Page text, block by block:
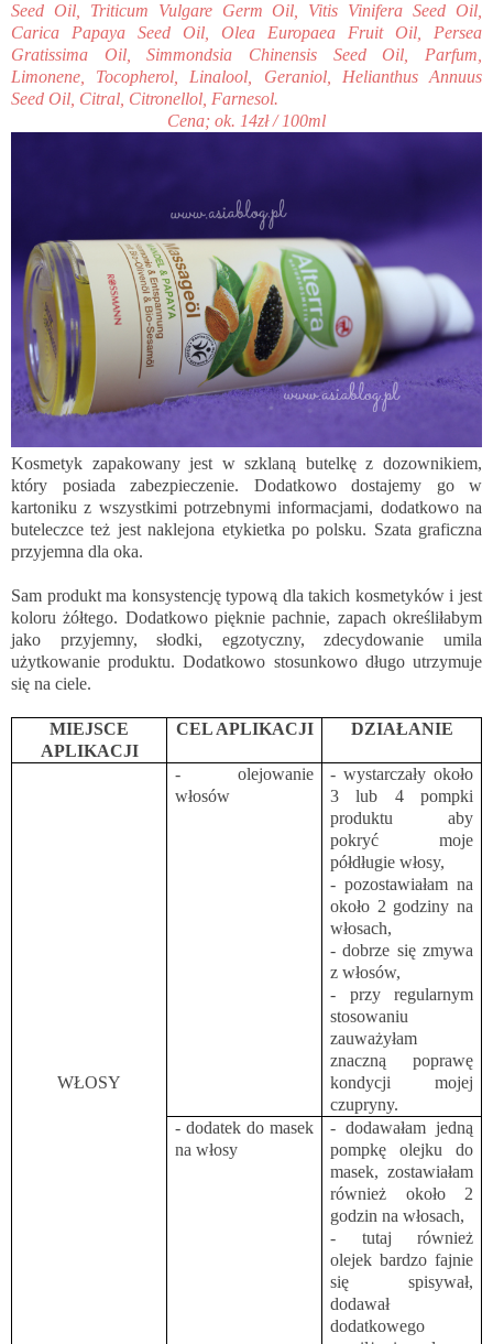
Seed Oil, Triticum Vulgare Germ Oil, Vitis Vinifera Seed Oil,
Carica Papaya Seed Oil, Olea Europaea Fruit Oil, Persea
Gratissima Oil, Simmondsia Chinensis Seed Oil, Parfum,
Limonene, Tocopherol, Linalool, Geraniol, Helianthus Annuus
Seed Oil, Citral, Citronellol, Farnesol.
Cena; ok. 14zł / 100ml
Kosmetyk zapakowany jest w szklaną butelkę z dozownikiem,
który posiada zabezpieczenie. Dodatkowo dostajemy go w
kartoniku z wszystkimi potrzebnymi informacjami, dodatkowo na
buteleczce też jest naklejona etykietka po polsku. Szata graficzna
przyjemna dla oka.
Sam produkt ma konsystencję typową dla takich kosmetyków i jest
koloru żółtego. Dodatkowo pięknie pachnie, zapach określiłabym
jako przyjemny, słodki, egzotyczny, zdecydowanie umila
użytkowanie produktu. Dodatkowo stosunkowo długo utrzymuje
się na ciele.
MIEJSCE
APLIKACJI
CEL APLIKACJI DZIAŁANIE
WŁOSY
- olejowanie
włosów
- wystarczały około
3 lub 4 pompki
produktu aby
pokryć moje
półdługie włosy,
- pozostawiałam na
około 2 godziny na
włosach,
- dobrze się zmywa
z włosów,
- przy regularnym
stosowaniu
zauważyłam
znaczną poprawę
kondycji mojej
czupryny.
- dodatek do masek
na włosy
- dodawałam jedną
pompkę olejku do
masek, zostawiałam
również około 2
godzin na włosach,
- tutaj również
olejek bardzo fajnie
się spisywał,
dodawał
dodatkowego